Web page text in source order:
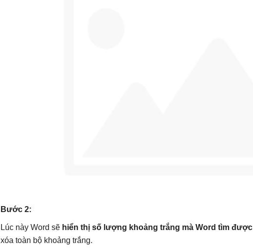
Bước 2:
Lúc này Word sẽ hiển thị số lượng khoảng trắng mà Word tìm được
xóa toàn bộ khoảng trắng.